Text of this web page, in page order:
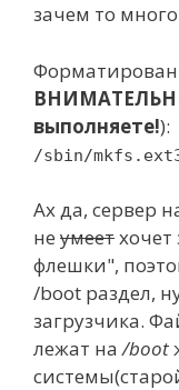
зачем то много
выполняете!):
/sbin/
Ах да, сервер
не умеетхочет
флешки",
/boot раздел,
загрузчика.
лежат на/boot